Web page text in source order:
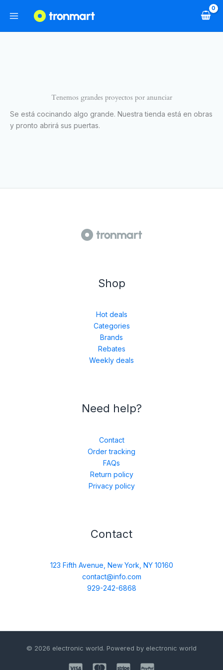
Tenemos grandes proyectos por anunciar
Se está cocinando algo grande. Nuestra tienda está en obras
y pronto abrirá sus puertas.
Shop
Hot deals
Categories
Brands
Rebates
Weekly deals
Need help?
Contact
Order tracking
FAQs
Return policy
Privacy policy
Contact
123 Fifth Avenue, New York, NY 10160
contact@info.com
929-242-6868
© 2026 electronic world. Powered by electronic world